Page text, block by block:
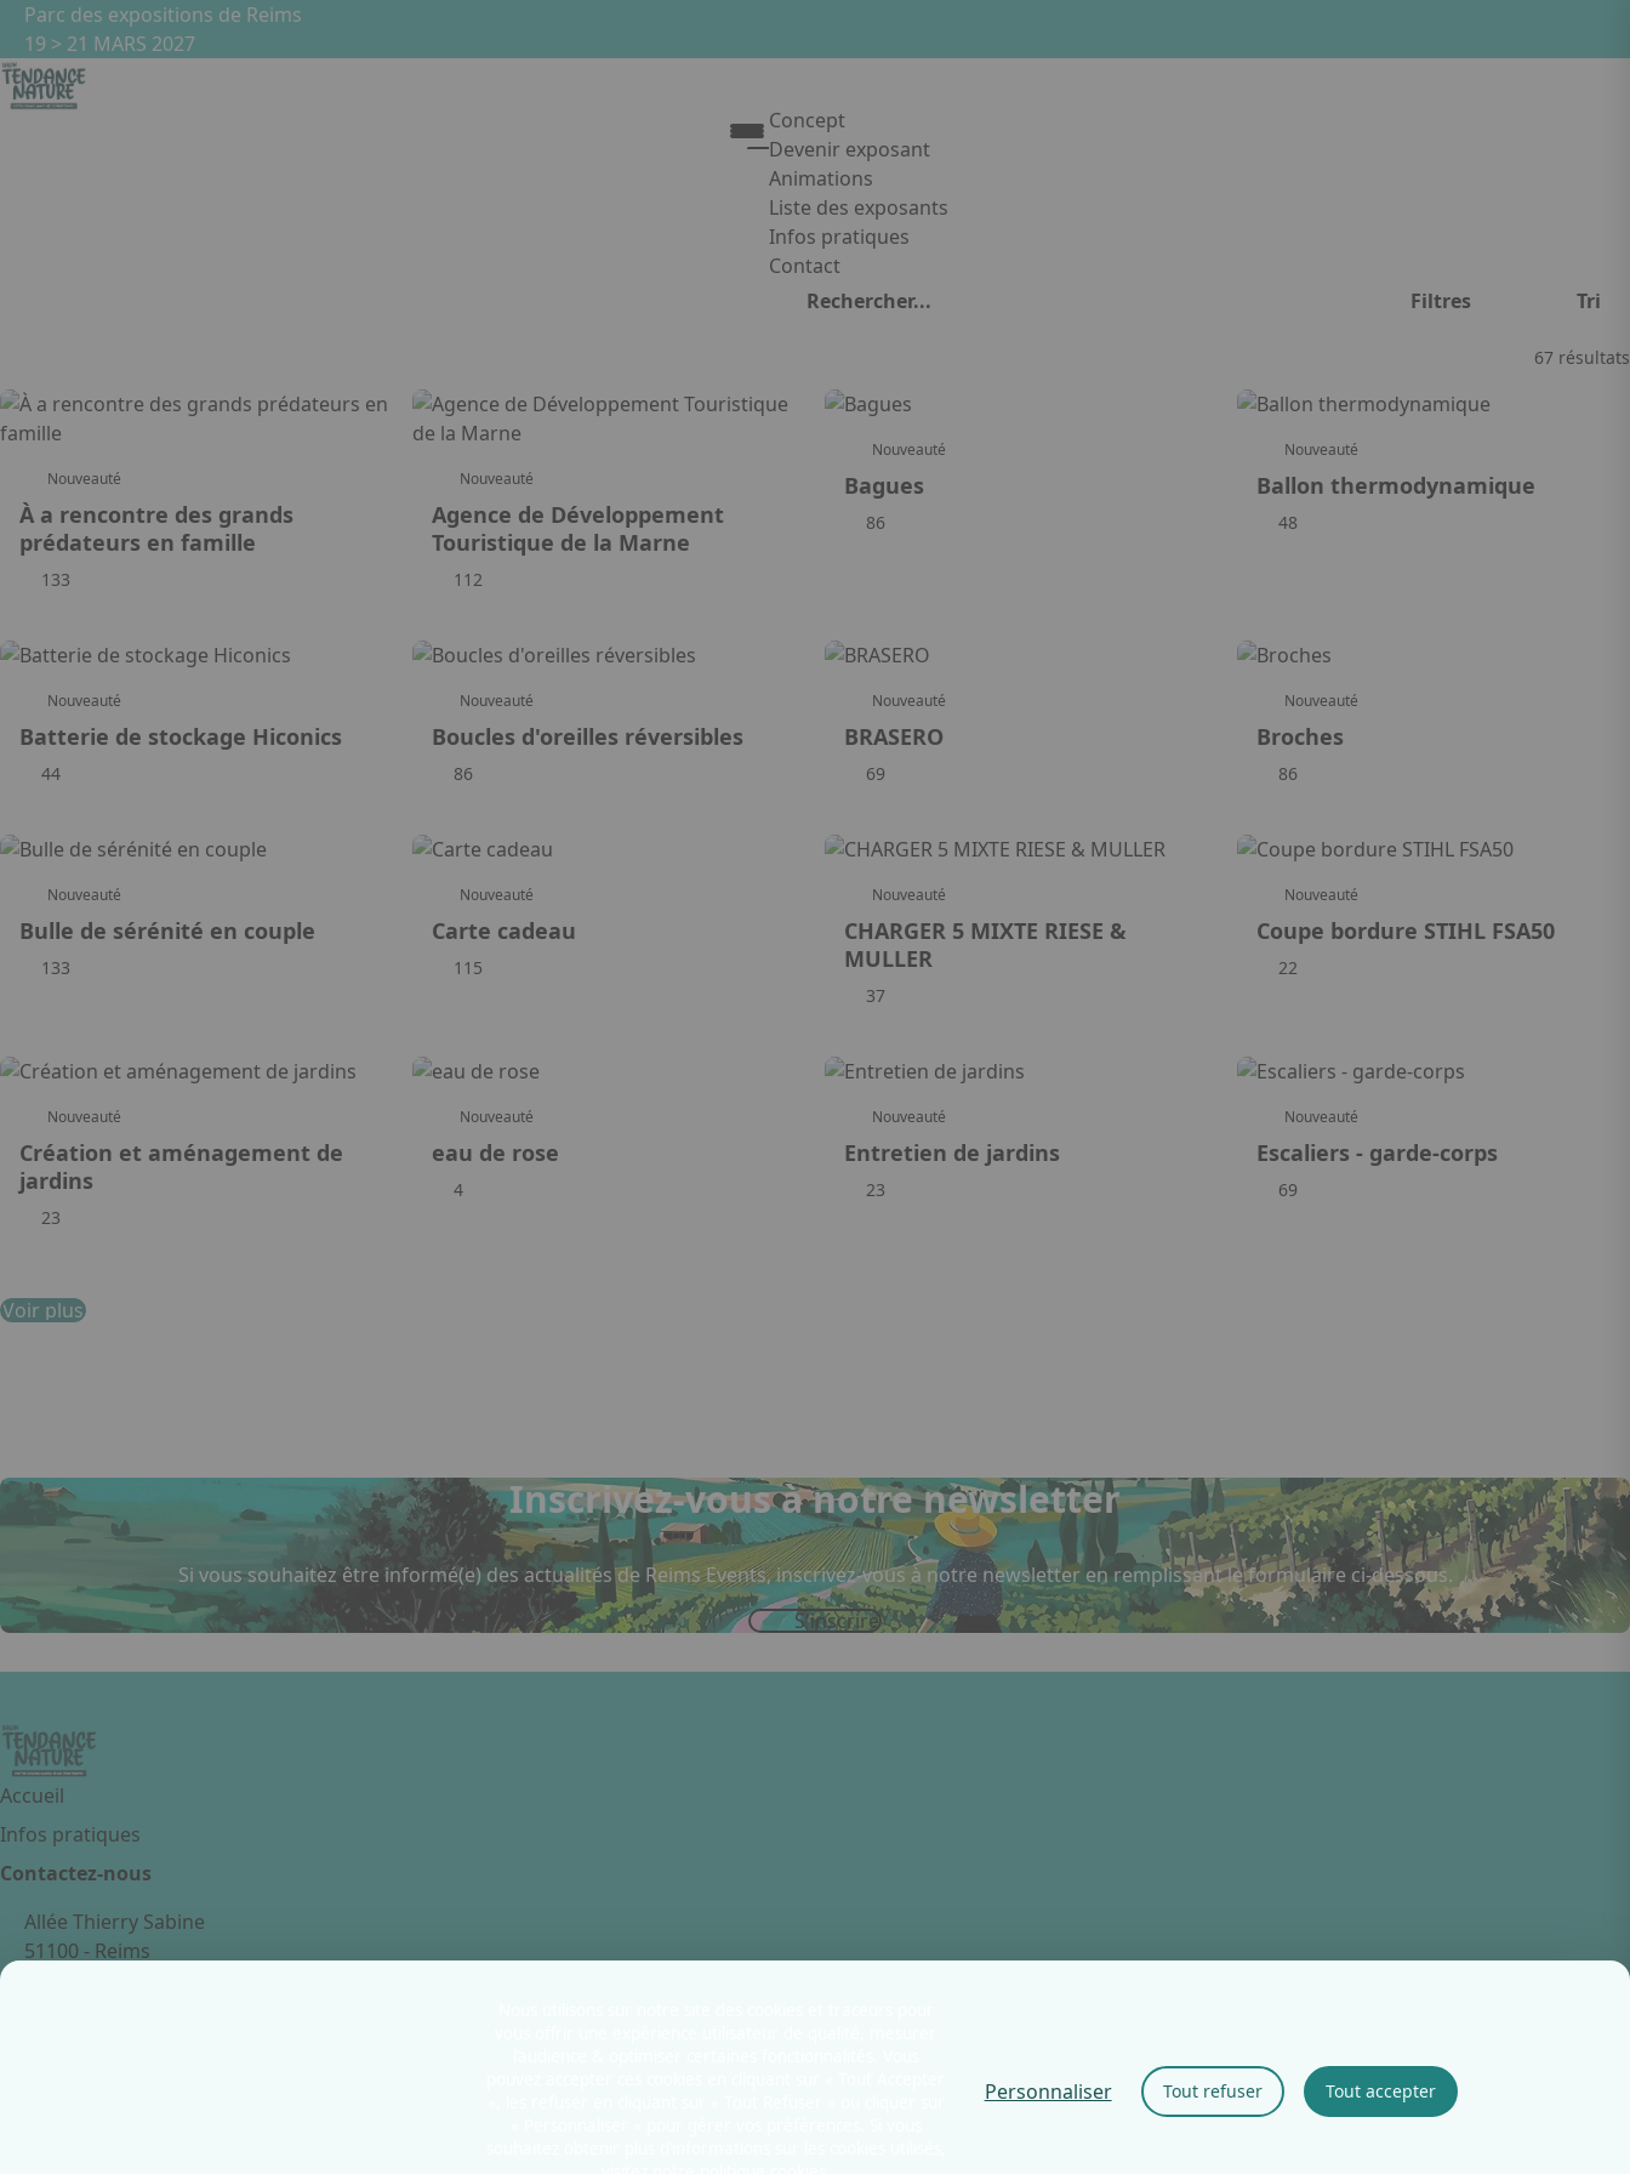
Aller au contenu principal
Parc des expositions de Reims
19 > 21 MARS 2027
Concept
Devenir exposant
Animations
Liste des exposants
Infos pratiques
Contact
Appuyez sur Entrée pour ouvrir le lien. Appuyez sur la flèche bas pour ouvrir le sous-menu.
webgl_bento_eev2.search_label Filtres Tri
67 résultats
Rechercher
Trier par
Nouveauté
À a rencontre des grands
prédateurs en famille
133
Nouveauté
Agence de Développement
Touristique de la Marne
112
Nouveauté
Bagues
86
Nouveauté
Ballon thermodynamique
48
Nouveauté
Batterie de stockage Hiconics
44
Nouveauté
Boucles d'oreilles réversibles
86
Nouveauté
BRASERO
69
Nouveauté
Broches
86
Nouveauté
Bulle de sérénité en couple
133
Nouveauté
Carte cadeau
115
Nouveauté
CHARGER 5 MIXTE RIESE &
MULLER
37
Nouveauté
Coupe bordure STIHL FSA50
22
Nouveauté
Création et aménagement de
jardins
23
Nouveauté
eau de rose
4
Nouveauté
Entretien de jardins
23
Nouveauté
Escaliers - garde-corps
69
Voir plus
Inscrivez-vous à notre newsletter
Si vous souhaitez être informé(e) des actualités de Reims Events, inscrivez-vous à notre newsletter en remplissant le formulaire ci-dessous.
S'inscrire
Accueil
Infos pratiques
Contactez-nous
Allée Thierry Sabine
51100 - Reims
Panneau de gestion des cookies
Tout accepter
Tout refuser
Personnaliser